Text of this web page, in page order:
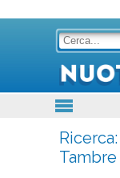
Ricerca:
Tambre